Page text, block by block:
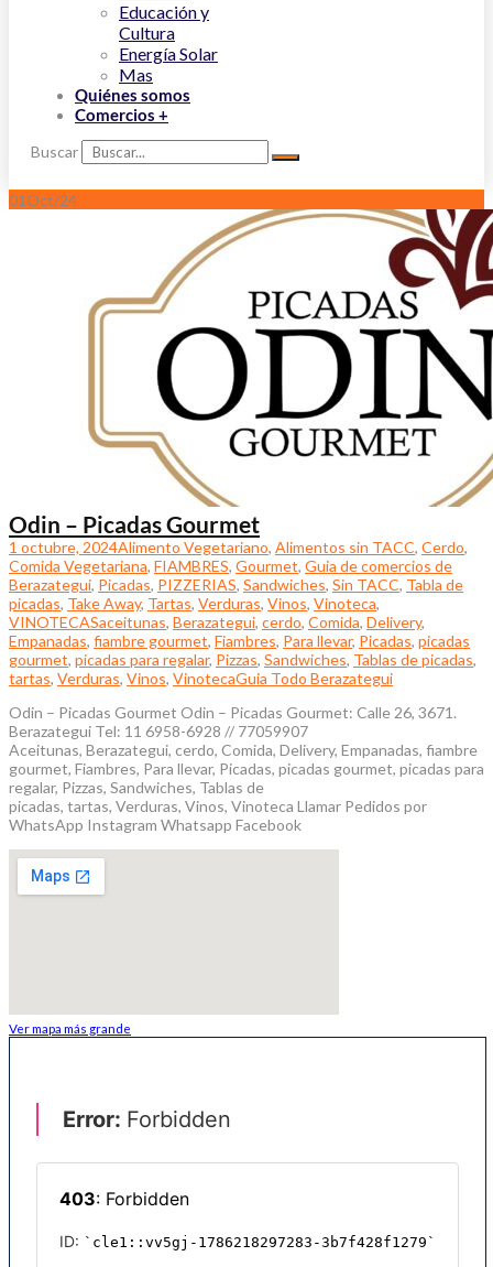
Educación y
Cultura
Energía Solar
Mas
Quiénes somos
Comercios +
Buscar
01 Oct/24
Odin – Picadas Gourmet
1 octubre, 2024Alimento Vegetariano, Alimentos sin TACC, Cerdo,
Comida Vegetariana, FIAMBRES, Gourmet, Guia de comercios de
Berazategui, Picadas, PIZZERIAS, Sandwiches, Sin TACC, Tabla de
picadas, Take Away, Tartas, Verduras, Vinos, Vinoteca,
VINOTECASaceitunas, Berazategui, cerdo, Comida, Delivery,
Empanadas, fiambre gourmet, Fiambres, Para llevar, Picadas, picadas
gourmet, picadas para regalar, Pizzas, Sandwiches, Tablas de picadas,
tartas, Verduras, Vinos, VinotecaGuia Todo Berazategui
Odin – Picadas Gourmet Odin – Picadas Gourmet: Calle 26, 3671.
Berazategui Tel: 11 6958-6928 // 77059907
Aceitunas, Berazategui, cerdo, Comida, Delivery, Empanadas, fiambre
gourmet, Fiambres, Para llevar, Picadas, picadas gourmet, picadas para
regalar, Pizzas, Sandwiches, Tablas de
picadas, tartas, Verduras, Vinos, Vinoteca Llamar Pedidos por
WhatsApp Instagram Whatsapp Facebook
Ver mapa más grande